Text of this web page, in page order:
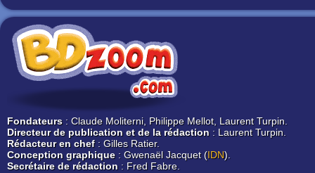
Fondateurs : Claude Moliterni, Philippe Mellot, Laurent Turpin.
Directeur de publication et de la rédaction : Laurent Turpin.
Rédacteur en chef: Gilles Ratier.
Conception graphique: Gwenaël Jacquet (IDN).
Secrétaire de rédaction : Fred Fabre.